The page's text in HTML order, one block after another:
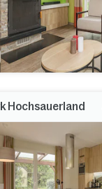
Hochsauerland